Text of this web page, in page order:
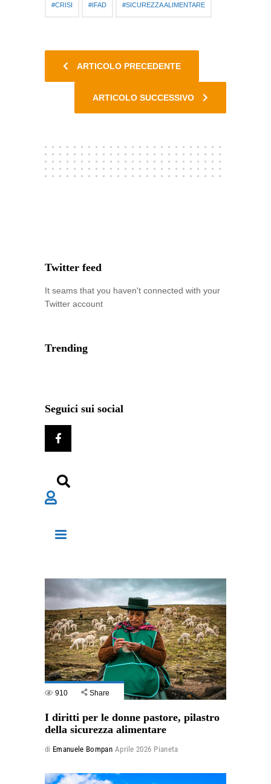
CRISI IFAD SICUREZZA ALIMENTARE
ARTICOLO PRECEDENTE
ARTICOLO SUCCESSIVO
Twitter feed
It seams that you haven't connected with your
Twitter account
Trending
Seguici sui social
910 Share
I diritti per le donne pastore, pilastro
della sicurezza alimentare
di Emanuele Bompan Aprile 2026 Pianeta